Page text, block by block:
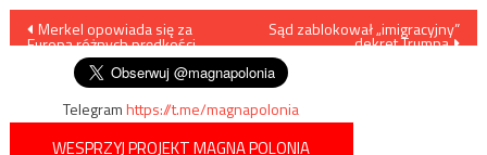
Nawigacja
wpisu
Merkel opowiada się za
Europą różnych prędkości
Sąd zablokował „imigracyjny”
dekret Trumpa
Telegramhttps://t.me/magnapolonia
WESPRZYJ PROJEKT MAGNA POLONIA